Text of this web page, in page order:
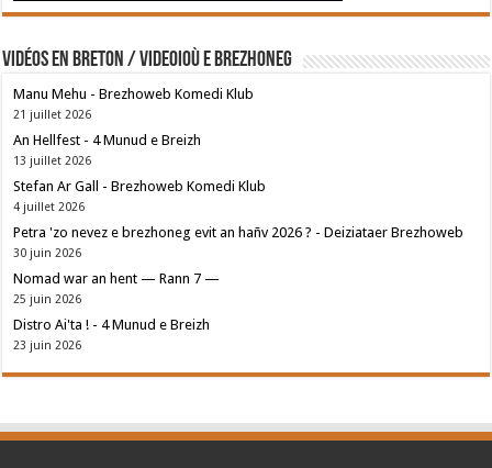
Vidéos en breton / Videoioù e brezhoneg
Manu Mehu - Brezhoweb Komedi Klub
21 juillet 2026
An Hellfest - 4 Munud e Breizh
13 juillet 2026
Stefan Ar Gall - Brezhoweb Komedi Klub
4 juillet 2026
Petra 'zo nevez e brezhoneg evit an hañv 2026 ? - Deiziataer Brezhoweb
30 juin 2026
Nomad war an hent — Rann 7 —
25 juin 2026
Distro Ai'ta ! - 4 Munud e Breizh
23 juin 2026